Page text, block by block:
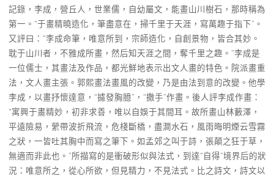
記錄，李成，營丘人，世業儒，自幼屬文，能畫山川樹石，那時稱為
第一。“于畫精曉造化，筆盡意在，掃千里于天涯，寫萬趣于指下”。
又評曰：“李成命筆，唯意所到，宗師造化，自創景物，皆合其妙。
耽于山川者，不雅成所畫，然后知天涯之間，奪千里之趣。”李成是
一位儒士，其畫法及作品，都光鮮地表示出文人畫的特色。院派畫重
法，文人畫主張。郭熙畫法畫風的改變，乃是由法到意的改變。他學
李成，以畫抒懷達意，“攄發胸臆”，“撒手”作畫。後人評李成作畫：
“寓興于畫精妙，初非求善，唯以自娛于其間耳。故所畫山林藪澤，
平遠險易，縈帶波折飛流，危棧斷橋，盡澗水石，風雨晦明煙云雪霧
之狀，一皆吐其胸中而寫之筆下。如孟郊之叫于詩，張顛之狂于草，
無適而非此也。”所描寫的是衝破形似與法式，到達“自得”境界后的狀
況：唯意所之，從心所欲，但見精力，不見法式。比之詩文，詩文以